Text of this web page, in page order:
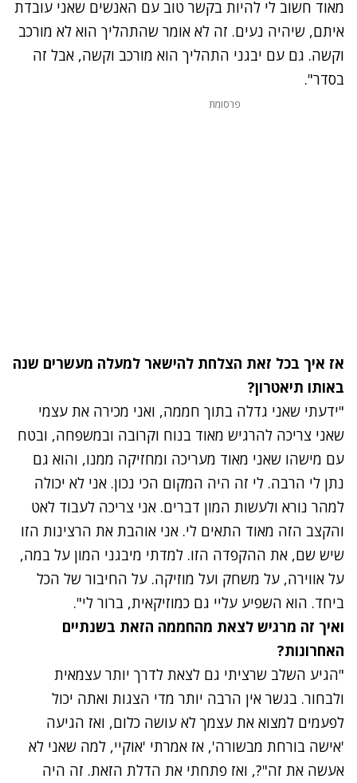
מאוד חשוב לי להיות בקשר טוב עם האנשים שאני עובדת
איתם, שיהיה נעים. זה לא אומר שהתהליך הוא לא מורכב
וקשה. גם עם יבגני התהליך הוא מורכב וקשה, אבל זה
בסדר".
פרסומת
אז איך בכל זאת הצלחת להישאר למעלה מעשרים שנה
באותו תיאטרון?
"ידעתי שאני גדלה בתוך חממה, ואני מכירה את עצמי
שאני צריכה להרגיש מאוד בנוח וקרובה ובמשפחה, ובטח
עם מישהו שאני מאוד מעריכה ומחזיקה ממנו, והוא גם
נתן לי הרבה. לי זה היה המקום הכי נכון. אני לא יכולה
למהר נורא ולעשות המון דברים. אני צריכה לעבוד לאט
והקצב הזה מאוד התאים לי. אני אוהבת את הרצינות הזו
שיש שם, את ההקפדה הזו. למדתי מיבגני המון על במה,
על אווירה, על משחק ועל מוזיקה. על החיבור של הכל
ביחד. הוא השפיע עליי גם כמוזיקאית, ברור לי".
ואיך זה מרגיש לצאת מהחממה הזאת בשנתיים
האחרונות?
"הגיע השלב שרציתי גם לצאת לדרך יותר עצמאית
ולבחור. בגשר אין הרבה יותר מדי הצגות ואתה יכול
לפעמים למצוא את עצמך לא עושה כלום, ואז הגיעה
'אישה בורחת מבשורה', אז אמרתי 'אוקיי, למה שאני לא
אעשה את זה"?, ואז פתחתי את הדלת הזאת. זה היה